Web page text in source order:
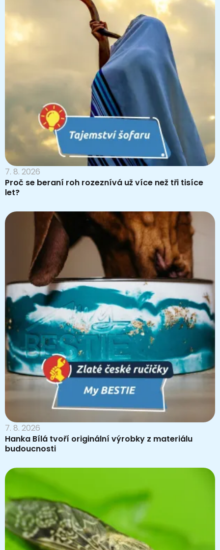
7. 8. 2026
Proč se beraní roh rozeznívá už více než tři tisíce
let?
7. 8. 2026
Hanka Bílá tvoří originální výrobky z materiálu
budoucnosti